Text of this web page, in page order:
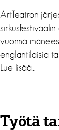
ArtTeatron
vuonna
englantilaisia
Lue lisää…
Työtä